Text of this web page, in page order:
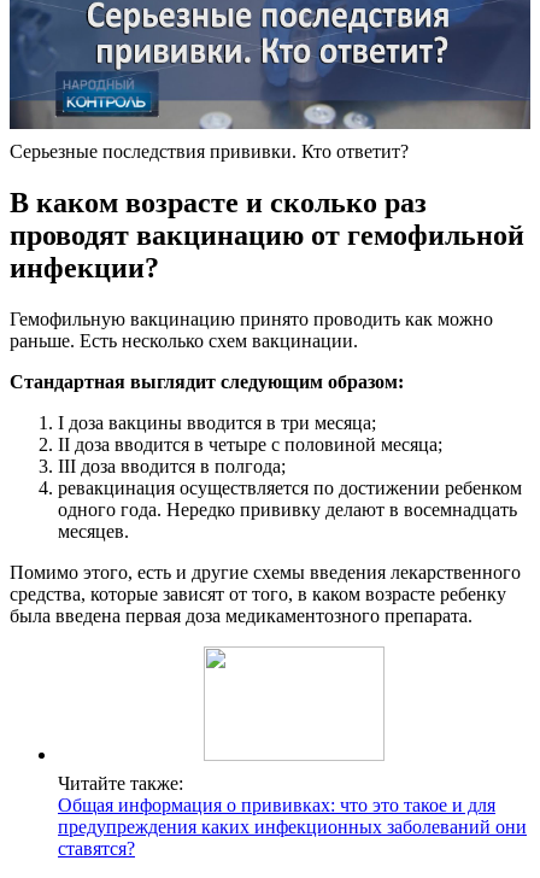
Серьезные последствия прививки. Кто ответит?
В каком возрасте и сколько раз
проводят вакцинацию от гемофильной
инфекции?
Гемофильную вакцинацию принято проводить как можно
раньше. Есть несколько схем вакцинации.
Стандартная выглядит следующим образом:
I доза вакцины вводится в три месяца;
II доза вводится в четыре с половиной месяца;
III доза вводится в полгода;
ревакцинация осуществляется по достижении ребенком
одного года. Нередко прививку делают в восемнадцать
месяцев.
Помимо этого, есть и другие схемы введения лекарственного
средства, которые зависят от того, в каком возрасте ребенку
была введена первая доза медикаментозного препарата.
Читайте также:
Общая информация о прививках: что это такое и для
предупреждения каких инфекционных заболеваний они
ставятся?